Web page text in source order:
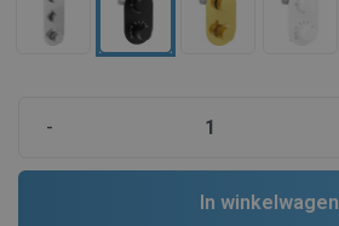
-
In winkelwagen